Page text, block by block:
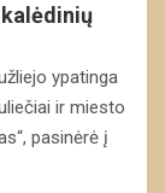
ypatinga
ir miesto
pasinėrė į